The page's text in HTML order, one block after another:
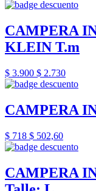
CAMPERA
KLEIN T.m
$ 3.900 $ 2.730
CAMPERA
$ 718 $ 502,60
CAMPERA